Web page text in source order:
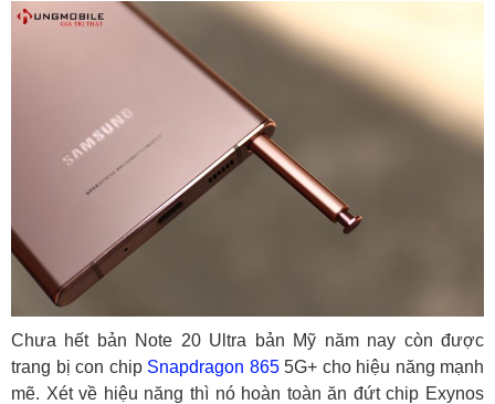
Chưa hết bản Note 20 Ultra bản Mỹ năm nay còn được
trang bị con chip Snapdragon 8655G+ cho hiệu năng mạnh
mẽ. Xét về hiệu năng thì nó hoàn toàn ăn đứt chip Exynos